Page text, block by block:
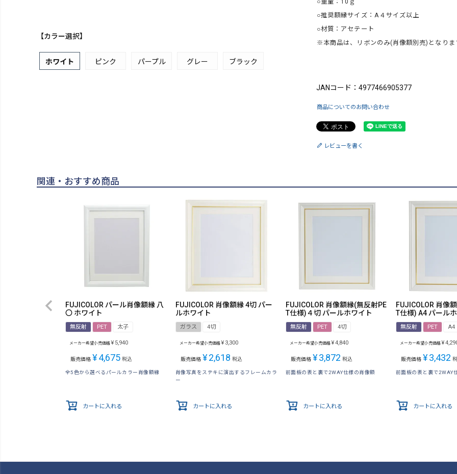
【カラー選択】
ホワイト ピンク パープル グレー ブラック
○推奨額縁サイズ：A４サイズ以上
○材質：アセテート
※本商品は、リボンのみ(肖像額別売)となりま
JANコード：4977466905377
商品についてのお問い合わせ
レビューを書く
関連・おすすめ商品
FUJICOLOR パール肖像額縁 八
〇 ホワイト
無反射 PET 太子
メーカー希望小売価格 ¥ 5,940
販売価格 ¥4,675 税込
全5色から選べるパールカラー肖像額縁
カートに入れる
FUJICOLOR 肖像額縁 4切 パー
ルホワイト
ガラス 4切
メーカー希望小売価格 ¥ 3,300
販売価格 ¥2,618 税込
肖像写真をステキに演出するフレームカラ
ー
カートに入れる
FUJICOLOR 肖像額縁(無反射PE
T仕様)４切 パールホワイト
無反射 PET 4切
メーカー希望小売価格 ¥4,840
販売価格 ¥3,872 税込
前面板の表と裏で2WAY仕様の肖像額
カートに入れる
FUJICOLOR 肖像
T仕様) A4 パール
無反射 PET A4
メーカー希望小売価格 ¥
販売価格 ¥3,432
前面板の表と裏で2WAY
カートに入れる